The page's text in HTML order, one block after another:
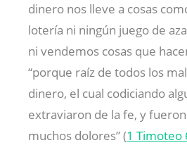
dinero nos lleve a cosas
lotería ni ningún juego de
ni vendemos cosas que
“porque raíz de todos los
dinero, el cual codiciando
extraviaron de la fe, y
muchos dolores” (1 Timoteo